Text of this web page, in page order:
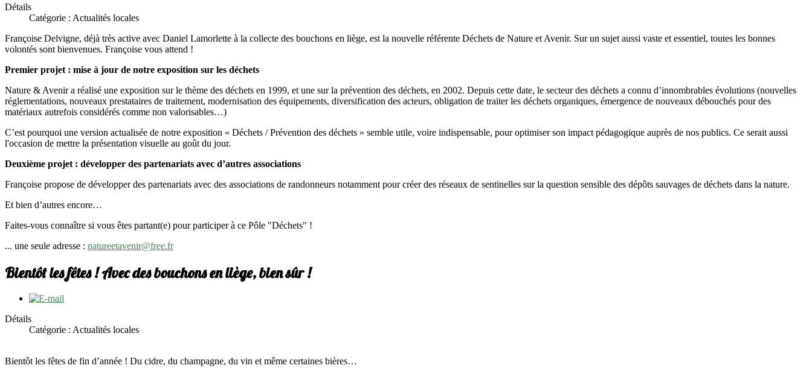
Détails
Catégorie : Actualités locales
Françoise Delvigne, déjà très active avec Daniel Lamorlette à la collecte des bouchons en liège, est la nouvelle référente Déchets de Nature et Avenir. Sur un sujet aussi vaste et essentiel, toutes les bonnes
volontés sont bienvenues. Françoise vous attend !
Premier projet : mise à jour de notre exposition sur les déchets
Nature & Avenir a réalisé une exposition sur le thème des déchets en 1999, et une sur la prévention des déchets, en 2002. Depuis cette date, le secteur des déchets a connu d’innombrables évolutions (nouvelles
réglementations, nouveaux prestataires de traitement, modernisation des équipements, diversification des acteurs, obligation de traiter les déchets organiques, émergence de nouveaux débouchés pour des
matériaux autrefois considérés comme non valorisables…)
C’est pourquoi une version actualisée de notre exposition « Déchets / Prévention des déchets » semble utile, voire indispensable, pour optimiser son impact pédagogique auprès de nos publics. Ce serait aussi
l'occasion de mettre la présentation visuelle au goût du jour.
Deuxième projet : développer des partenariats avec d’autres associations
Françoise propose de développer des partenariats avec des associations de randonneurs notamment pour créer des réseaux de sentinelles sur la question sensible des dépôts sauvages de déchets dans la nature.
Et bien d’autres encore…
Faites-vous connaître si vous êtes partant(e) pour participer à ce Pôle "Déchets" !
... une seule adresse : natureetavenir@free.fr
Bientôt les fêtes ! Avec des bouchons en liège, bien sûr !
Détails
Catégorie : Actualités locales
Bientôt les fêtes de fin d’année ! Du cidre, du champagne, du vin et même certaines bières…